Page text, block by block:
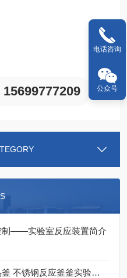
15699777209
制——实验室反应装置简介
磁力高压反应釜高压釜水热釜 不锈钢反应釜釜实验室反应釜
电话咨询
公众号